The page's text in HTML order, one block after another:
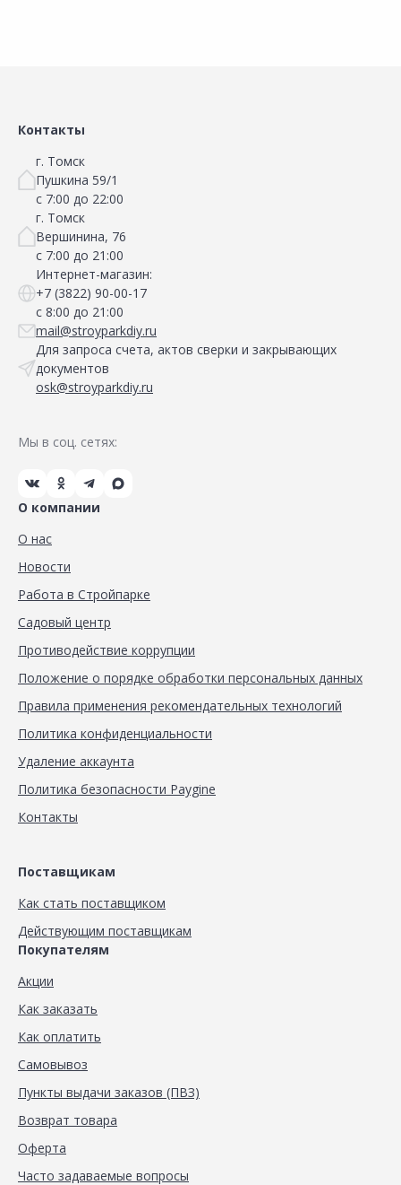
Контакты
г. Томск
Пушкина 59/1
с 7:00 до 22:00
г. Томск
Вершинина, 76
с 7:00 до 21:00
Интернет-магазин:
+7 (3822) 90-00-17
с 8:00 до 21:00
mail@stroyparkdiy.ru
Для запроса счета, актов сверки и закрывающих
документов
osk@stroyparkdiy.ru
Мы в соц. сетях:
О компании
О нас
Новости
Работа в Стройпарке
Садовый центр
Противодействие коррупции
Положение о порядке обработки персональных данных
Правила применения рекомендательных технологий
Политика конфиденциальности
Удаление аккаунта
Политика безопасности Paygine
Контакты
Поставщикам
Как стать поставщиком
Действующим поставщикам
Покупателям
Акции
Как заказать
Как оплатить
Самовывоз
Пункты выдачи заказов (ПВЗ)
Возврат товара
Оферта
Часто задаваемые вопросы